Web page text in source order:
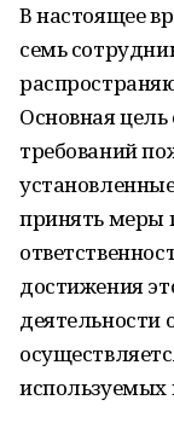
В настоящее
семь
Основная
требований
принять меры
достижения
деятельности
используемых